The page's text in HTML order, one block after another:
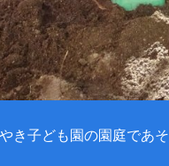
子ども園の園庭であそ